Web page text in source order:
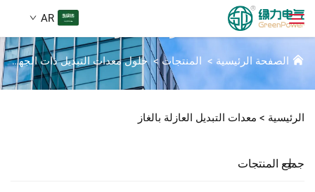
AR
المنتجات
الأخبار
من نحن
معدات التبديل العازلة بالغاز
الصفحة الرئيسية> المنتجات> حلول معدات التبديل ذات الجهد العالي
الرئيسية > معدات التبديل العازلة بالغاز
جميع المنتجات